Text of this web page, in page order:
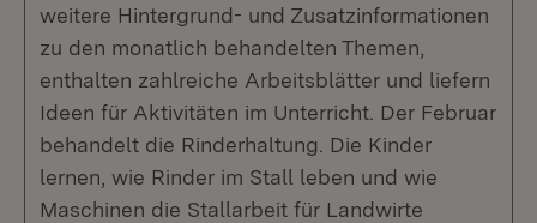
weitere Hintergrund- und Zusatzinformationen
zu den monatlich behandelten Themen,
enthalten zahlreiche Arbeitsblätter und liefern
Ideen für Aktivitäten im Unterricht. Der Februar
behandelt die Rinderhaltung. Die Kinder
lernen, wie Rinder im Stall leben und wie
Maschinen die Stallarbeit für Landwirte